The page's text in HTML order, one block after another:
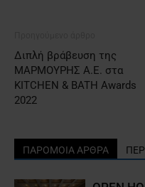
Διπλή βράβευση της
ΜΑΡΜΟΥΡΗΣ Α.Ε. στα
KITCHEN & BATH Awards
2022
ΠΑΡΟΜΟΙΑ ΑΡΘΡΑ